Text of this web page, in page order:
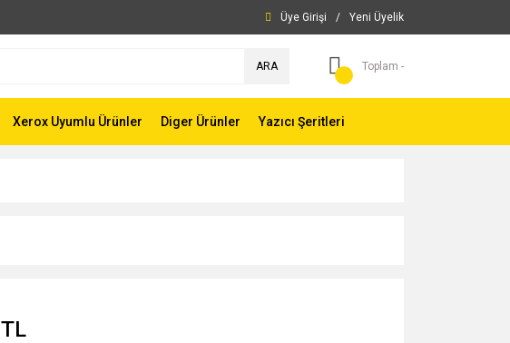
Üye Girişi / Yeni Üyelik
ARA Toplam -
Xerox Uyumlu Ürünler Diger Ürünler Yazıcı Şeritleri